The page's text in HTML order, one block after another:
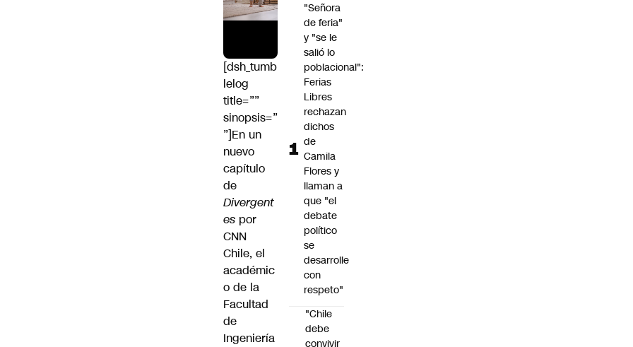
[dsh_tumb
lelog
title=””
sinopsis=”
”]En un
nuevo
capítulo
de
Divergent
es por
CNN
Chile, el
académic
o de la
Facultad
de
Ingeniería
"Señora
de feria"
y "se le
salió lo
poblacional":
Ferias
Libres
rechazan
dichos
de
Camila
Flores y
llaman a
que "el
debate
político
se
desarrolle
con
respeto"
"Chile
debe
convivir